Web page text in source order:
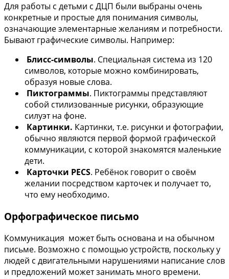
Для работы с детьми с ДЦП были выбраны очень
конкретные и простые для понимания символы,
означающие элементарные желаниям и потребности.
Бывают графические символы. Например:
Блисс-символы. Специальная система из 120
символов, которые можно комбинировать,
образуя новые слова.
Пиктограммы. Пиктограммы представляют
собой стилизованные рисунки, образующие
силуэт на фоне.
Картинки. Картинки, т.е. рисунки и фотографии,
обычно являются первой формой графической
коммуникации, с которой знакомятся маленькие
дети.
Карточки PECS. Ребёнок говорит о своём
желании посредством карточек и получает то,
что ему необходимо.
Орфографическое письмо
Коммуникация может быть основана и на обычном
письме. Возможно с помощью устройств, поскольку у
людей с двигательными нарушениями написание слов
и предложений может занимать много времени.